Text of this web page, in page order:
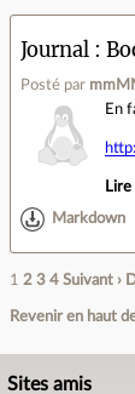
Journal
Posté par
En
Markdown
1 2 3 4 Suivant ›
Revenir en haut
Sites amis